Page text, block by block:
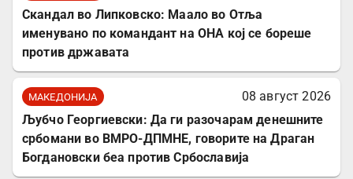
Скандал во Липковско: Маало во Отља
именувано по командант на ОНА кој се бореше
против државата
МАКЕДОНИЈА
08 август 2026
Љубчо Георгиевски: Да ги разочарам денешните
србомани во ВМРО-ДПМНЕ, говорите на Драган
Богдановски беа против Србославија